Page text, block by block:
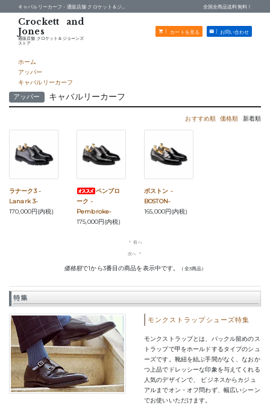
通販店舗 クロケット＆ジョーンズ
ストア
カートを見る お問い合わせ
キャバルリーカーフ - 通販店舗 クロケット＆ジョーンズストア 全国全商品送料無料！
ホーム
アッパー
キャバルリーカーフ
アッパー キャバルリーカーフ
おすすめ順 価格順 新着順
ラナーク3 -
Lanark 3-
170,000円(内税)
ペンブロ
ーク -
Pembroke-
175,000円(内税)
ボストン -
BOSTON-
165,000円(内税)
navigate_before 前へ
次へ navigate_next
価格順で1から3番目の商品を表示中です。 （全3商品）
特集
モンクストラップシューズ特集
モンクストラップとは、バックル留めのス
トラップで甲をホールドするタイプのシュ
ーズです。靴紐を結ぶ手間がなく、なおか
つ上品でドレッシーな印象を与えてくれる
人気のデザインで、 ビジネスからカジュ
アルまでオン・オフ問わず、幅広いシーン
でお使いいただけます。